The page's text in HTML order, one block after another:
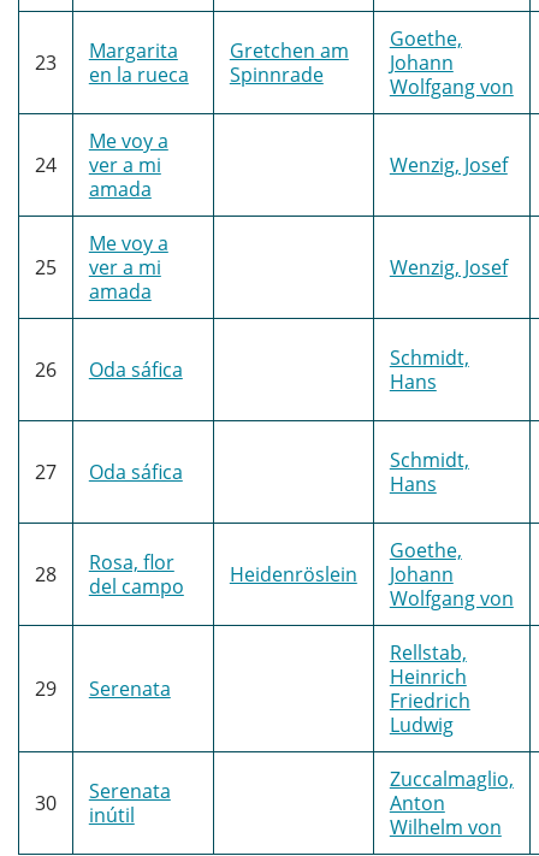
23
Margarita
en la rueca
Gretchen am
Spinnrade
Goethe,
Johann
Wolfgang von
24
Me voy a
ver a mi
amada
Wenzig, Josef
25
Me voy a
ver a mi
amada
Wenzig, Josef
26 Oda sáfica
Schmidt,
Hans
27 Oda sáfica
Schmidt,
Hans
28
Rosa, flor
del campo
Heidenröslein
Goethe,
Johann
Wolfgang von
29 Serenata
Rellstab,
Heinrich
Friedrich
Ludwig
30
Serenata
inútil
Zuccalmaglio,
Anton
Wilhelm von